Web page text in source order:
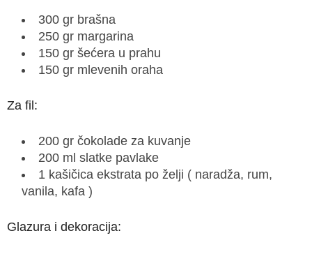
300 gr brašna
250 gr margarina
150 gr šećera u prahu
150 gr mlevenih oraha
Za fil:
200 gr čokolade za kuvanje
200 ml slatke pavlake
1 kašičica ekstrata po želji ( naradža, rum,
vanila, kafa )
Glazura i dekoracija: